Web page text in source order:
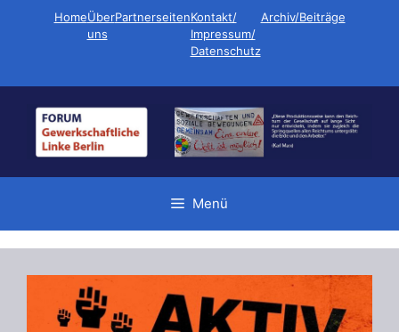
HomeÜber
uns
PartnerseitenKontakt/
Impressum/
Datenschutz
Archiv/Beiträge
Menü